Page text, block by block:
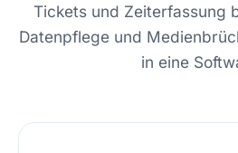
Tickets und Zeiterfassung
Datenpflege und
in eine